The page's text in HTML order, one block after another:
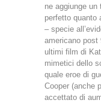
ne aggiunge
perfetto quanto
– specie
americano post
ultimi film di
mimetici dello
quale eroe di
Cooper (anche
accettato di